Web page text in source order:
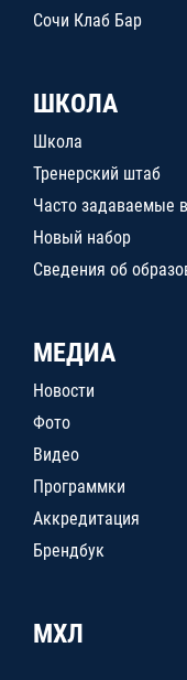
Сочи Клаб Бар
ШКОЛА
Школа
Тренерский штаб
Часто задаваемые
Новый набор
Сведения об
МЕДИА
Новости
Фото
Видео
Программки
Аккредитация
Брендбук
МХЛ